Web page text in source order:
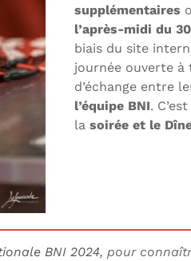
supplémentaires
l’après-midi du
biais du site
journée ouverte à
d’échange entre
l’équipe BNI.
la soirée et le
BNI 2024, pour